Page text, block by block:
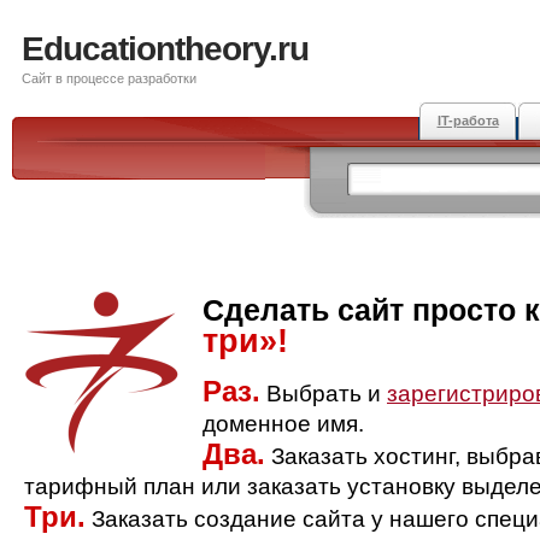
Educationtheory.ru
Сайт в процессе разработки
IT-работа
Сделать сайт просто
три»!
Раз. Выбрать и
доменное имя.
Два. Заказать хостинг,
тарифный план или заказать установку
Три. Заказать создание сайта у нашего